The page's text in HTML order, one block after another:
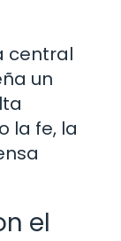
central
un
la fe, la
el